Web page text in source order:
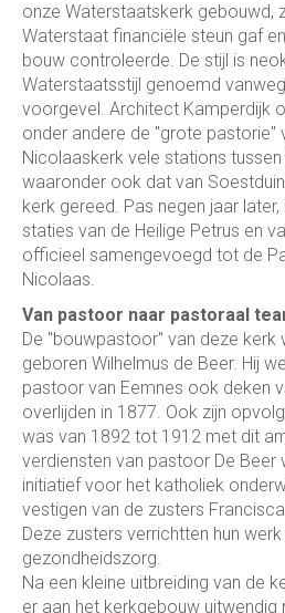
onze Waterstaatskerk gebouwd,
Waterstaat financiële steun gaf
bouw controleerde. De stijl is
Waterstaatsstijl genoemd
voorgevel. Architect Kamperdijk
onder andere de "grote pastorie"
Nicolaaskerk vele stations
waaronder ook dat van
kerk gereed. Pas negen jaar
staties van de Heilige Petrus en
officieel samengevoegd tot de
Nicolaas.
Van pastoor naar pastoraal
De "bouwpastoor" van deze kerk
geboren Wilhelmus de Beer. Hij
pastoor van Eemnes ook deken
overlijden in 1877. Ook zijn
was van 1892 tot 1912 met dit
verdiensten van pastoor De Beer
initiatief voor het katholiek
vestigen van de zusters
Deze zusters verrichtten hun
gezondheidszorg.
Na een kleine uitbreiding van de
er aan het kerkgebouw uitwendig